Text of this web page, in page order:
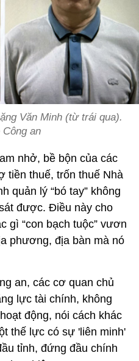
Văn Minh (từ trái qua).
Công an
nhở, bề bộn của các
tiền thuế, trốn thuế Nhà
quản lý “bó tay” không
được. Điều này cho
gì “con bạch tuộc” vươn
phương, địa bàn mà nó
an, các cơ quan chủ
lực tài chính, không
động, nói cách khác
thế lực có sự 'liên minh'
tỉnh, đứng đầu chính